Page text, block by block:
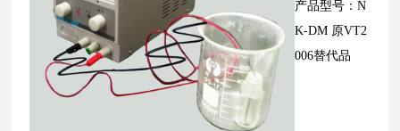
产品型号：N
K-DM 原VT2
006替代品